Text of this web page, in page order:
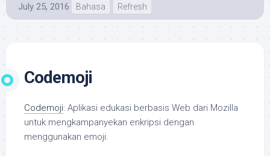
July 25, 2016 Bahasa Refresh
Codemoji
Codemoji: Aplikasi edukasi berbasis Web dari Mozilla
untuk mengkampanyekan enkripsi dengan
menggunakan emoji.